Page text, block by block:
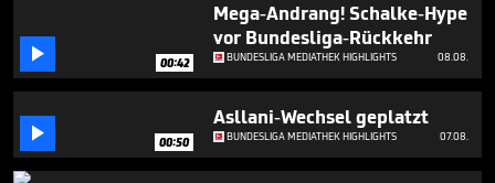
 00:42
Mega-Andrang! Schalke-Hype
vor Bundesliga-Rückkehr
BUNDESLIGA MEDIATHEK HIGHLIGHTS 08.08.
 00:50
Asllani-Wechsel geplatzt
BUNDESLIGA MEDIATHEK HIGHLIGHTS 07.08.